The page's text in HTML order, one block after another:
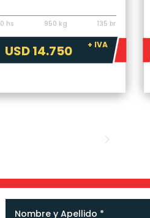
0 hs 950 kg 135 br
USD 14.750 + IVA
Nombre y Apellido *